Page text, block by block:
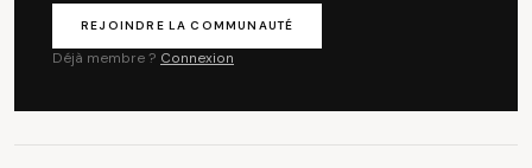
REJOINDRE LA COMMUNAUTÉ
Déjà membre ? Connexion